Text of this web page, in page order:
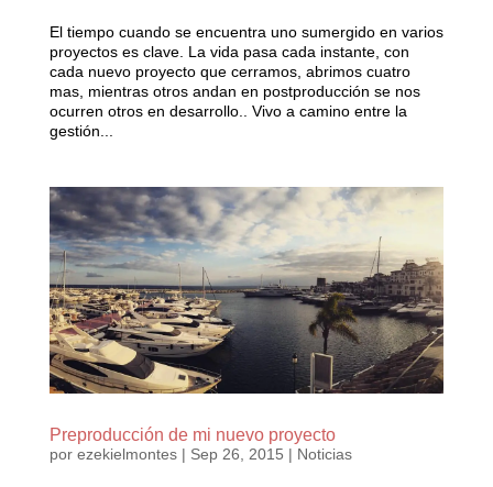
El tiempo cuando se encuentra uno sumergido en varios
proyectos es clave. La vida pasa cada instante, con
cada nuevo proyecto que cerramos, abrimos cuatro
mas, mientras otros andan en postproducción se nos
ocurren otros en desarrollo.. Vivo a camino entre la
gestión...
Preproducción de mi nuevo proyecto
por ezekielmontes| Sep 26, 2015 | Noticias